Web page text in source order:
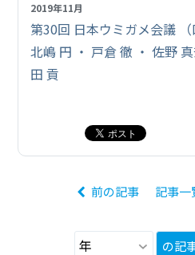
2019年11月
第30回 日本ウミガメ会議 （
北嶋 円 ・ 戸倉 徹 ・ 佐野
田 貢
前の記事 記事一
の記